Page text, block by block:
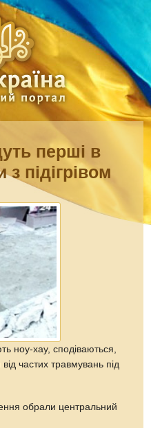
перші в
з підігрівом
ноу-хау, сподіваються,
частих травмувань під
обрали центральний